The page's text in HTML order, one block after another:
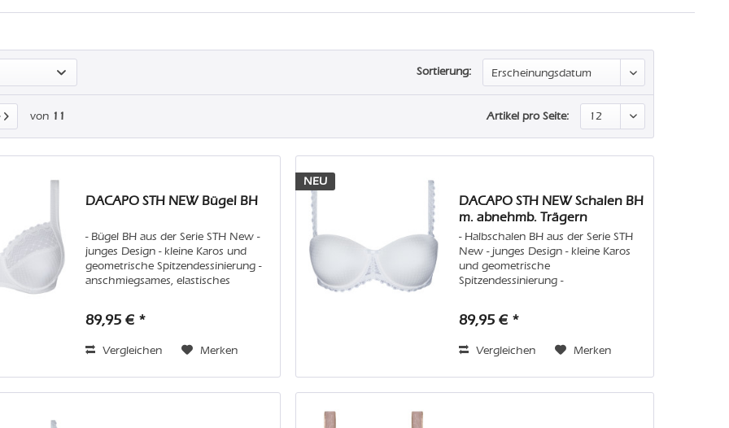
Sortierung:
von 11 Artikel pro Seite:
DACAPO STH NEW Bügel BH
- Bügel BH aus der Serie STH New -
junges Design - kleine Karos und
geometrische Spitzendessinierung -
anschmiegsames, elastisches
oder in der Maschine den...
89,95 € *
Vergleichen Merken
NEU
DACAPO STH NEW Schalen BH
m. abnehmb. Trägern
- Halbschalen BH aus der Serie STH
New - junges Design - kleine Karos
und geometrische
Spitzendessinierung -
mit Spitze verzierte Träger Pflege:
89,95 € *
Vergleichen Merken